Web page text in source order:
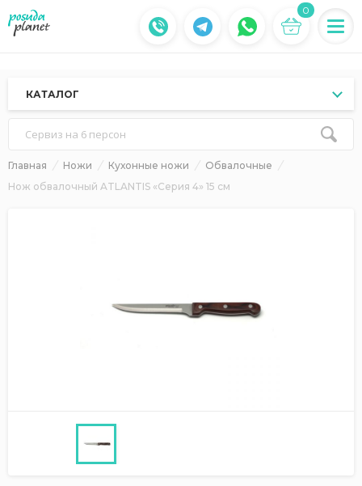
0
КАТАЛОГ
Сервиз на 6 персон
Главная Ножи Кухонные ножи
Обвалочные
Нож обвалочный ATLANTIS «Серия 4» 15 см